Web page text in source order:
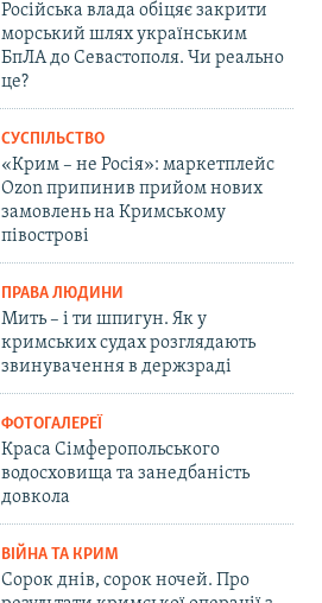
Російська влада обіцяє закрити
морський шлях українським
БпЛА до Севастополя. Чи реально
це?
СУСПІЛЬСТВО
«Крим – не Росія»: маркетплейс
Ozon припинив прийом нових
замовлень на Кримському
півострові
ПРАВА ЛЮДИНИ
Мить – і ти шпигун. Як у
кримських судах розглядають
звинувачення в держзраді
ФОТОГАЛЕРЕЇ
Краса Сімферопольського
водосховища та занедбаність
довкола
ВІЙНА ТА КРИМ
Сорок днів, сорок ночей. Про